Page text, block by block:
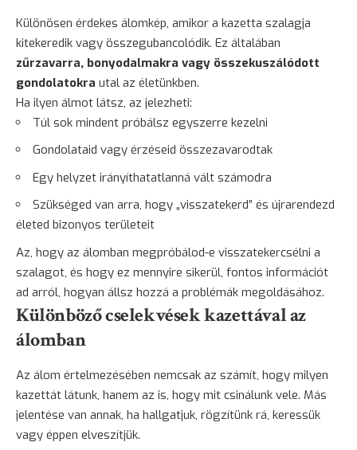
Különösen érdekes álomkép, amikor a kazetta szalagja
kitekeredik vagy összegubancolódik. Ez általában
zűrzavarra, bonyodalmakra vagy összekuszálódott
gondolatokra utal az életünkben.
Ha ilyen álmot látsz, az jelezheti:
Túl sok mindent próbálsz egyszerre kezelni
Gondolataid vagy érzéseid összezavarodtak
Egy helyzet irányíthatatlanná vált számodra
Szükséged van arra, hogy „visszatekerd” és újrarendezd
életed bizonyos területeit
Az, hogy az álomban megpróbálod-e visszatekercsélni a
szalagot, és hogy ez mennyire sikerül, fontos információt
ad arról, hogyan állsz hozzá a problémák megoldásához.
Különböző cselekvések kazettával az
álomban
Az álom értelmezésében nemcsak az számít, hogy milyen
kazettát látunk, hanem az is, hogy mit csinálunk vele. Más
jelentése van annak, ha hallgatjuk, rögzítünk rá, keressük
vagy éppen elveszítjük.